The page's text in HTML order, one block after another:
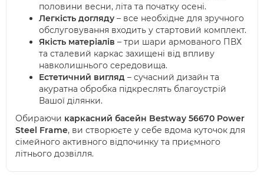
половини весни, літа та початку осені.
Легкість догляду – все необхідне для зручного
обслуговування входить у стартовий комплект.
Якість матеріалів – три шари армованого ПВХ
та сталевий каркас захищені від впливу
навколишнього середовища.
Естетичний вигляд – сучасний дизайн та
акуратна обробка підкреслять благоустрій
Вашої ділянки.
Обираючи каркасний басейн Bestway 56670 Power
Steel Frame, ви створюєте у себе вдома куточок для
сімейного активного відпочинку та приємного
літнього дозвілля.